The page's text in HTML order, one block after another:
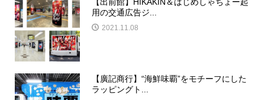
用の交通広告ジ...
2021.11.08
【廣記商行】“海鮮味覇”をモチーフにした
ラッピングト...